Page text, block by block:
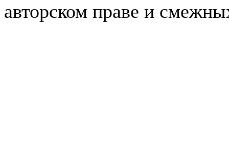
авторском праве и